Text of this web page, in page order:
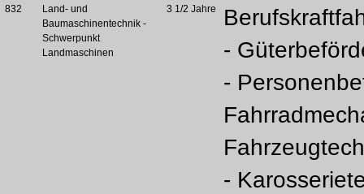
832
Land- und
Baumaschinentechnik -
Schwerpunkt
Landmaschinen
3 1/2 Jahre
-
-
-